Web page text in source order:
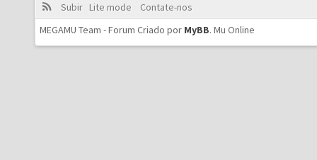
Subir Lite mode
Contate-nos
MEGAMU Team - Forum Criado por MyBB. Mu Online